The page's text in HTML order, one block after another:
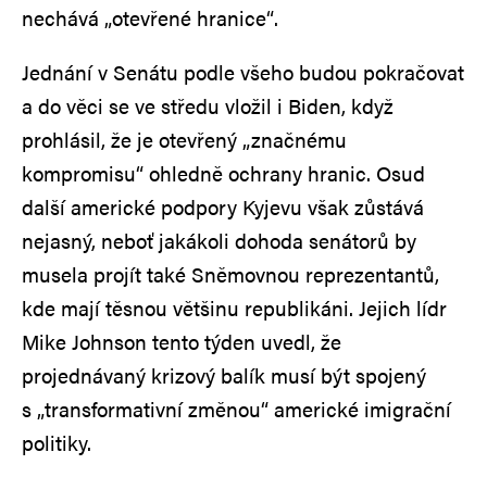
nechává „otevřené hranice“.
Jednání v Senátu podle všeho budou pokračovat
a do věci se ve středu vložil i Biden, když
prohlásil, že je otevřený „značnému
kompromisu“ ohledně ochrany hranic. Osud
další americké podpory Kyjevu však zůstává
nejasný, neboť jakákoli dohoda senátorů by
musela projít také Sněmovnou reprezentantů,
kde mají těsnou většinu republikáni. Jejich lídr
Mike Johnson tento týden uvedl, že
projednávaný krizový balík musí být spojený
s „transformativní změnou“ americké imigrační
politiky.